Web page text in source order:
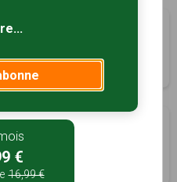
del Castillo
à 6km
€
16,99 €